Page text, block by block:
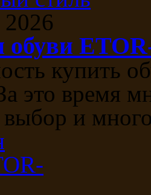
обуви
купить
это время
и